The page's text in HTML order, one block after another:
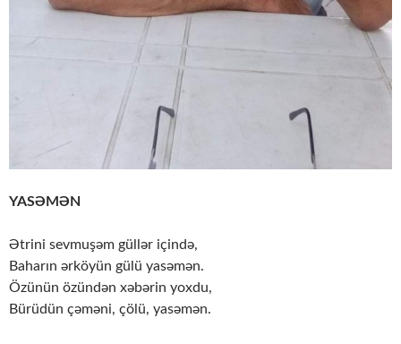
YASƏMƏN
Ətrini sevmuşəm güllər içində,
Baharın ərköyün gülü yasəmən.
Özünün özündən xəbərin yoxdu,
Bürüdün çəməni, çölü, yasəmən.